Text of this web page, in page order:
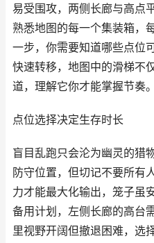
易受围攻，两侧长廊与高点
熟悉地图的每一个集装箱，
一步，你需要知道哪些点位
快速转移，地图中的滑梯不
道，理解它你才能掌握节奏。
点位选择决定生存时长
盲目乱跑只会沦为幽灵的猎
防守位置，但切记不要所有
力才能最大化输出，笼子虽
备用计划，左侧长廊的高台
里视野开阔但撤退困难，选